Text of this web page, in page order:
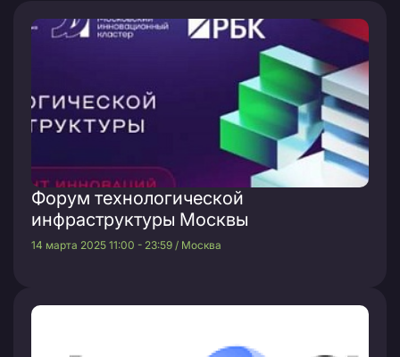
Форум технологической
инфраструктуры Москвы
14 марта 2025 11:00 - 23:59 / Москва